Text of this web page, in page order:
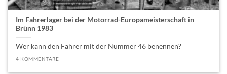
Im Fahrerlager bei der Motorrad-Europameisterschaft in
Brünn 1983
Wer kann den Fahrer mit der Nummer 46 benennen?
4 KOMMENTARE